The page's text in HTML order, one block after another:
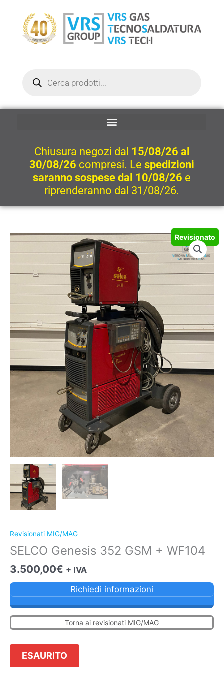
contenuto
Chiusura negozi dal 15/08/26 al
30/08/26 compresi. Le spedizioni
saranno sospese dal 10/08/26 e
riprenderanno dal 31/08/26.
Revisionato
Revisionati MIG/MAG
SELCO Genesis 352 GSM + WF104
3.500,00€ + IVA
Richiedi informazioni
Torna ai revisionati MIG/MAG
ESAURITO